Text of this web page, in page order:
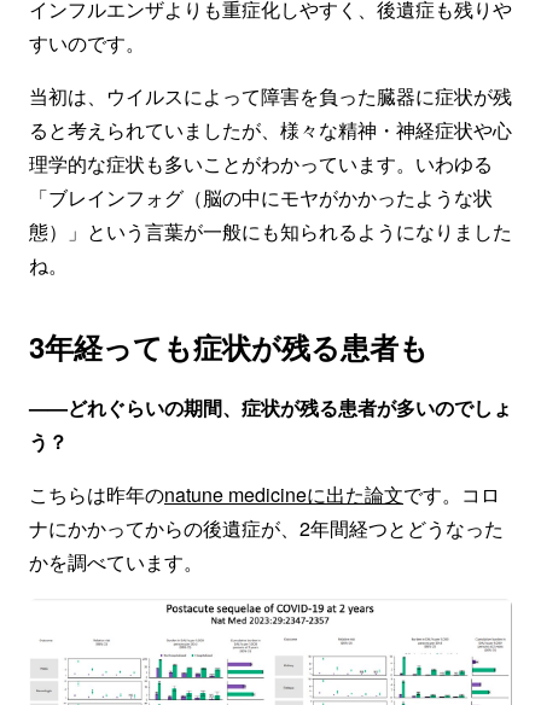
インフルエンザよりも重症化しやすく、後遺症も残りや
すいのです。
当初は、ウイルスによって障害を負った臓器に症状が残
ると考えられていましたが、様々な精神・神経症状や心
理学的な症状も多いことがわかっています。いわゆる
「ブレインフォグ（脳の中にモヤがかかったような状
態）」という言葉が一般にも知られるようになりました
ね。
3年経っても症状が残る患者も
——どれぐらいの期間、症状が残る患者が多いのでしょ
う？
こちらは昨年のnatune medicineに出た論文です。コロ
ナにかかってからの後遺症が、2年間経つとどうなった
かを調べています。